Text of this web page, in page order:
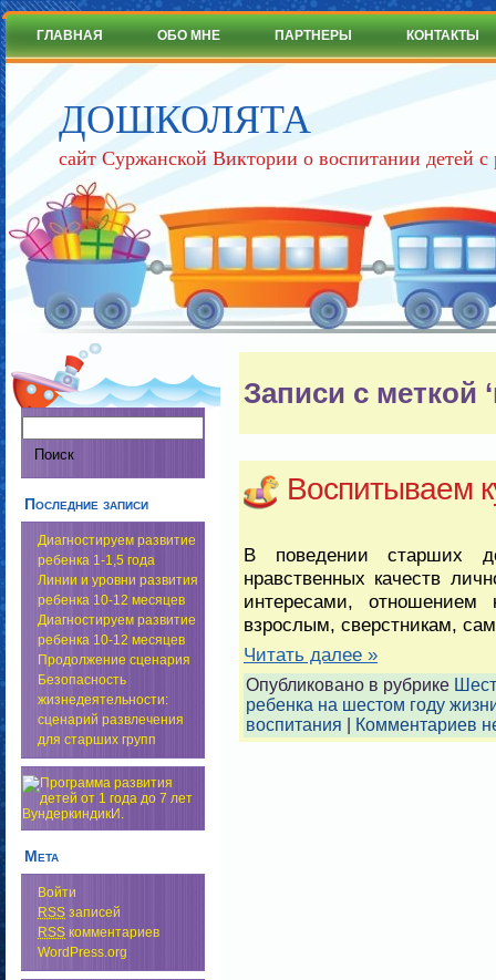
ДОШКОЛЯТА
сайт Суржанской Виктории о воспитании детей
ГЛАВНАЯ ОБО МНЕ ПАРТНЕРЫ КОНТАКТЫ
Последние записи
Диагностируем развитие
ребенка 1-1,5 года
Линии и уровни развития
ребенка 10-12 месяцев
Диагностируем развитие
ребенка 10-12 месяцев
Продолжение сценария
Безопасность
жизнедеятельности:
сценарий развлечения
для старших групп
Мета
Войти
RSS записей
RSS комментариев
WordPress.org
Записи с меткой
Воспитываем
В поведении старших
нравственных качеств
интересами, отношением
взрослым, сверстникам,
Читать далее »
Опубликовано в рубрике
ребенка на шестом году
воспитания
Комментариев